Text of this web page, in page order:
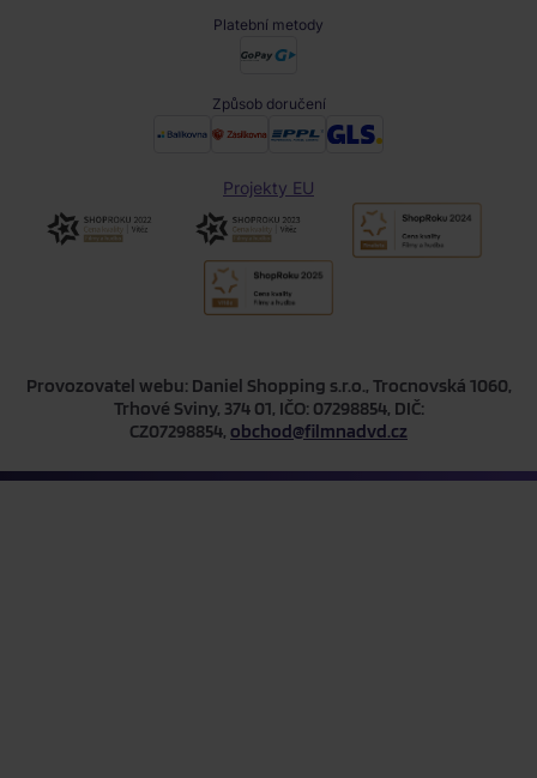
Platební metody
Způsob doručení
Projekty EU
Provozovatel webu: Daniel Shopping s.r.o., Trocnovská 1060,
Trhové Sviny, 374 01, IČO: 07298854, DIČ:
CZ07298854, obchod@filmnadvd.cz